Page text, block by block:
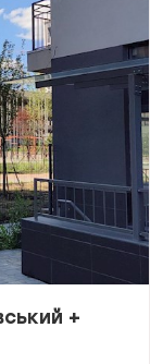
ЖК закрита,
зупинки
відкриття
На території
кавярня,
+